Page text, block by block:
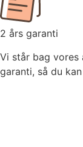
2 års garanti
Vi står bag vores
garanti, så du